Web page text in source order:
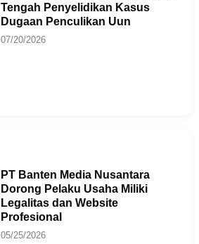
Tengah Penyelidikan Kasus
Dugaan Penculikan Uun
07/20/2026
PT Banten Media Nusantara
Dorong Pelaku Usaha Miliki
Legalitas dan Website
Profesional
05/25/2026